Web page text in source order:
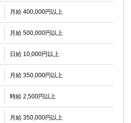
月給 400,000円以上
月給 500,000円以上
日給 10,000円以上
月給 350,000円以上
時給 2,500円以上
月給 350,000円以上
板橋 ③大山 ②池袋
大井町
下赤塚
水道橋
浅草
幡ヶ谷
西麻布